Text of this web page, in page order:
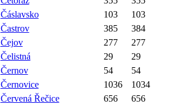
Čáslavsko
103
103
Častrov
385
384
Čejov
277
277
Čelistná
29
29
Černov
54
54
Černovice
1036
1034
Červená Řečice
656
656